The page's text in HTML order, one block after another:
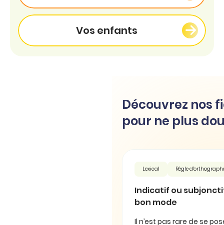
Vos enfants
Découvrez nos
pour ne plus
Lexical Règle
Indicatif ou
bon mode
Il n’est pas rare de se